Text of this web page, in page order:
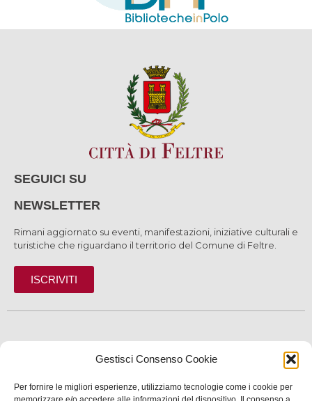
Gestisci Consenso Cookie
Per fornire le migliori esperienze, utilizziamo tecnologie come i cookie per
SEGUICI SU
NEWSLETTER
Rimani aggiornato su eventi, manifestazioni, iniziative culturali e
turistiche che riguardano il territorio del Comune di Feltre.
ISCRIVITI